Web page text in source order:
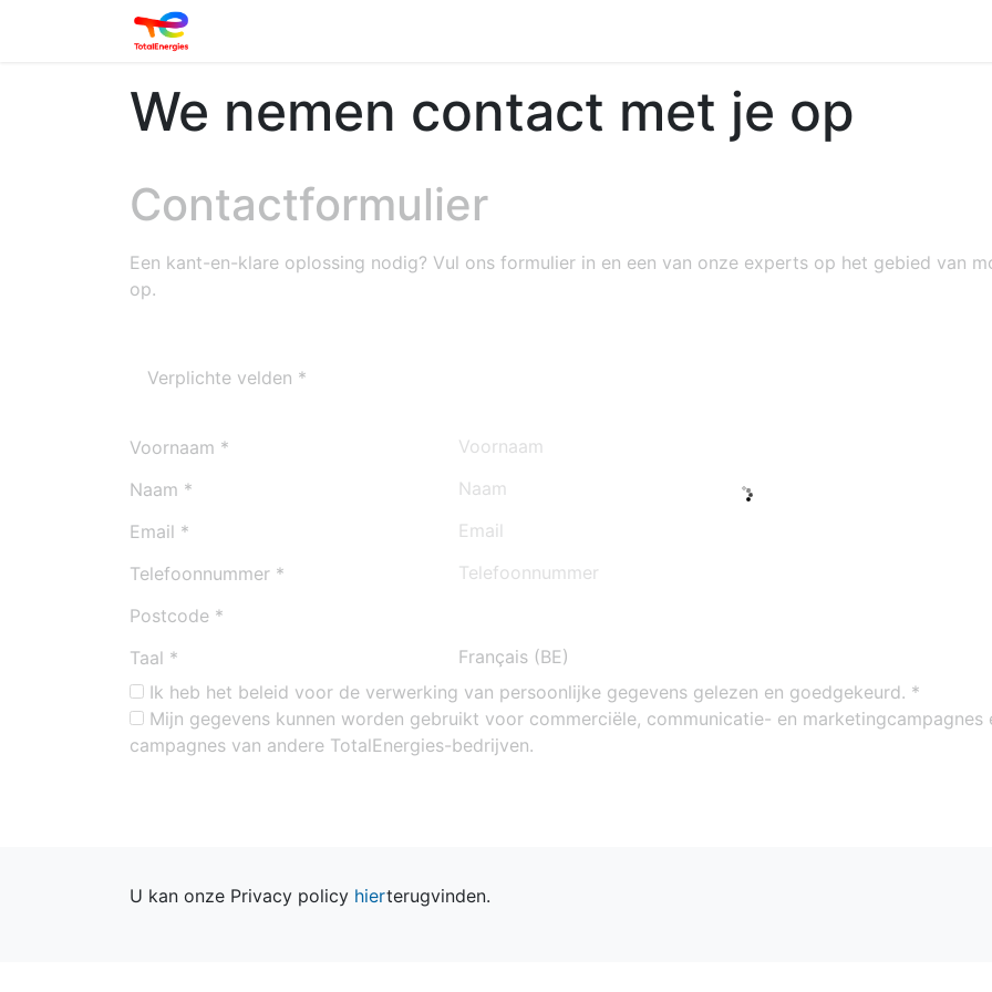
We nemen contact met je op
Contactformulier
Een kant-en-klare oplossing nodig? Vul ons formulier in en een van onze experts op het gebied van
op.
Verplichte velden *
Voornaam
Naam
Email
Telefoonnummer
Postcode
Taal
Ik heb het beleid voor de verwerking van persoonlijke gegevens gelezen en goedgekeurd.
Mijn gegevens kunnen worden gebruikt voor commerciële, communicatie- en marketingcampagnes
campagnes van andere TotalEnergies-bedrijven.
U kan onze Privacy policy hierterugvinden.